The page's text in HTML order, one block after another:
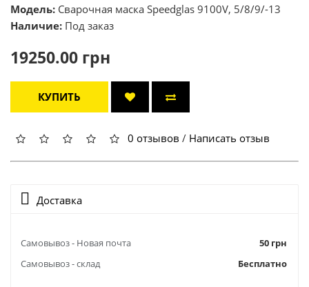
Модель: Сварочная маска Speedglas 9100V, 5/8/9/-13
Наличие: Под заказ
19250.00 грн
КУПИТЬ
0 отзывов / Написать отзыв
Доставка
Самовывоз - Новая почта
50 грн
Самовывоз - склад
Бесплатно